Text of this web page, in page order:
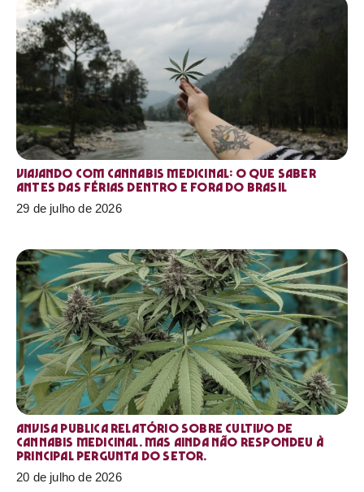
Viajando com cannabis medicinal: o que saber
antes das férias dentro e fora do Brasil
29 de julho de 2026
Anvisa publica relatório sobre cultivo de
Cannabis medicinal. Mas ainda não respondeu à
principal pergunta do setor.
20 de julho de 2026